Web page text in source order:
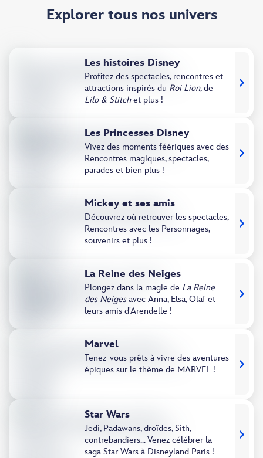
Explorer tous nos univers
Les histoires Disney​
Profitez des spectacles, rencontres et
attractions inspirés du Roi Lion, de
Lilo & Stitchet plus !
Les Princesses Disney
Vivez des moments féériques avec des
Rencontres magiques, spectacles,
parades et bien plus !
Mickey et ses amis
Découvrez où retrouver les spectacles,
Rencontres avec les Personnages,
souvenirs et plus !
La Reine des Neiges
Plongez dans la magie de La Reine
des Neigesavec Anna, Elsa, Olaf et
leurs amis d'Arendelle !
Marvel
Tenez-vous prêts à vivre des aventures
épiques sur le thème de MARVEL !
Star Wars
Jedi, Padawans, droïdes, Sith,
contrebandiers... Venez célébrer la
saga Star Wars à Disneyland Paris !